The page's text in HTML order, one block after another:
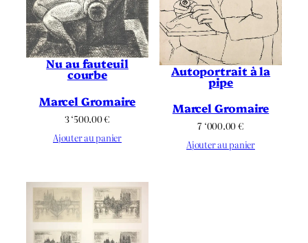
Nu au fauteuil
courbe
Marcel Gromaire
3 ‘500.00€
Ajouter au panier
Autoportrait à la
pipe
Marcel Gromaire
7 ‘000.00€
Ajouter au panier